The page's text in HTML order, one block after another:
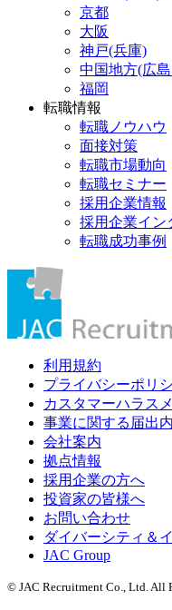
京都
大阪
神戸(兵庫)
中国地方(広
福岡
転職情報
転職ノウハウ
面接対策
転職市場動向
転職セミナー
採用企業情報
採用企業イン
転職成功事例
利用規約
プライバシーポリ
カスタマーハラス
事業に関する届出
会社案内
拠点情報
採用企業の方へ
投資家の皆様へ
お問い合わせ
ダイバーシティ＆
JAC Group
© JAC Recruitment Co., Ltd. All